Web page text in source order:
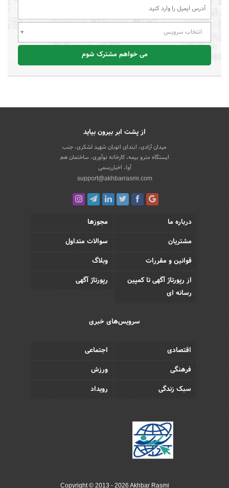
انتخاب سرویس
می خواهم مشترک شوم
از پشت ابر بیرون بیاید
میدان آزادی، ابتدای اتوبان شهید لشکری، جنب
ایستگاه مترو بیمه، کارخانه نوآوری، ساختمان هم
آوا، اخباررسمی
support@akhbarrasmi.com
درباره ما
مجوزها
مشتریان
سوالات متداول
قوانین و مقررات
وبلاگ
از رپورتاژ آگهی تا کمپین
رسانه ای
رپورتاژ آگهی
سرویس‌های خبری
اقتصادی
اجتماعی
فرهنگی
ورزش
سبک زندگی
رویداد
Copyright © 2013 - 2026 Akhbar Rasmi